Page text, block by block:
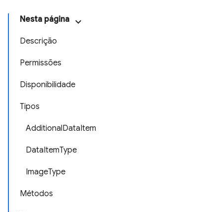
Nesta página
Descrição
Permissões
Disponibilidade
Tipos
AdditionalDataItem
DataItemType
ImageType
Métodos